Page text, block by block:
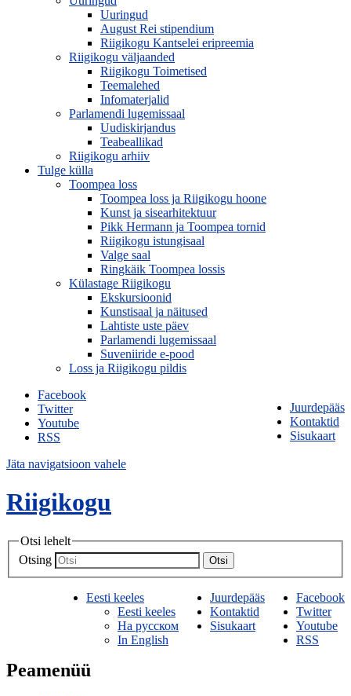
Uuringud
August Rei stipendium
Riigikogu Kantselei eripreemia
Riigikogu väljaanded
Riigikogu Toimetised
Teemalehed
Infomaterjalid
Parlamendi lugemissaal
Uudiskirjandus
Teabeallikad
Riigikogu arhiiv
Tulge külla
Toompea loss
Toompea loss ja Riigikogu hoone
Kunst ja sisearhitektuur
Pikk Hermann ja Toompea tornid
Riigikogu istungisaal
Valge saal
Ringkäik Toompea lossis
Külastage Riigikogu
Ekskursioonid
Kunstisaal ja näitused
Lahtiste uste päev
Parlamendi lugemissaal
Suveniiride e-pood
Loss ja Riigikogu pildis
Juurdepääs
Kontaktid
Sisukaart
Facebook
Twitter
Youtube
RSS
Jäta navigatsioon vahele
Riigikogu
Otsi lehelt
Otsing
Otsi
Facebook
Twitter
Youtube
RSS
Juurdepääs
Kontaktid
Sisukaart
Eesti keeles
Eesti keeles
На русском
In English
Peamenüü